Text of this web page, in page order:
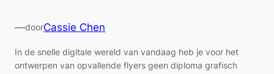
—doorCassie Chen
In de snelle digitale wereld van vandaag heb je voor het
ontwerpen van opvallende flyers geen diploma grafisch